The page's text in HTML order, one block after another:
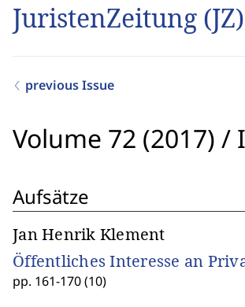
JuristenZeitung (JZ)
previous Issue
Volume 72 (2017) /
Aufsätze
Jan Henrik Klement
Öffentliches Interesse an
pp. 161-170 (10)